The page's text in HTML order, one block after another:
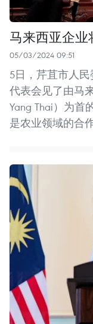
马来西亚企
05/03/2024 09:51
5日，芹苴市人
代表会见了由马
Yang Thai）为
是农业领域的合